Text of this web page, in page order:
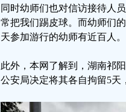
同时幼师们也对信访接待人
常把我们踢皮球。而幼师们
天参加游行的幼师有近百人。
此外，本网了解到，湖南祁
公安局决定将其各自拘留5天